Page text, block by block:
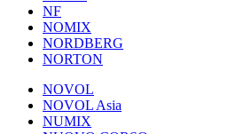
NF
NOMIX
NORDBERG
NORTON
NOVOL
NOVOL Asia
NUMIX